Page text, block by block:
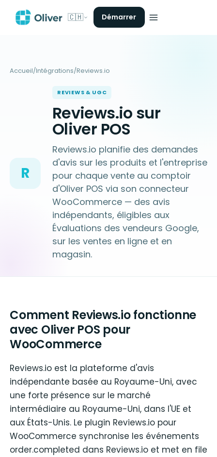
🇨🇭 Démarrer
Accueil/Intégrations/Reviews.io
R
REVIEWS & UGC
Reviews.io sur
Oliver POS
Reviews.io planifie des demandes
d'avis sur les produits et l'entreprise
pour chaque vente au comptoir
d'Oliver POS via son connecteur
WooCommerce — des avis
indépendants, éligibles aux
Évaluations des vendeurs Google,
sur les ventes en ligne et en
magasin.
Comment Reviews.io fonctionne
avec Oliver POS pour
WooCommerce
Reviews.io est la plateforme d'avis
indépendante basée au Royaume-Uni, avec
une forte présence sur le marché
intermédiaire au Royaume-Uni, dans l'UE et
aux États-Unis. Le plugin Reviews.io pour
WooCommerce synchronise les événements
order.completed dans Reviews.io et met en file